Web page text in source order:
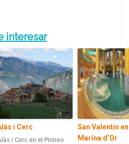
interesar
i Cerc
i Cerc en el Pirineo
San Valentín en
Marina d’Or